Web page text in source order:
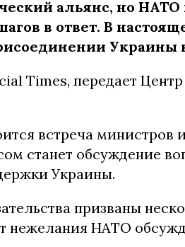
альянс, но
в ответ. В
Украины
Times, передает
встреча министров
станет обсуждение
Украины.
призваны
нежелания НАТО